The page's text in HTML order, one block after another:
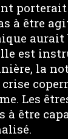
à être
aurait
est
la
Les
à être